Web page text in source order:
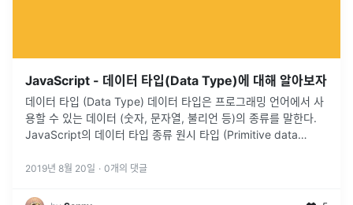
JavaScript - 데이터 타입(Data Type)에 대해 알아보자
데이터 타입 (Data Type) 데이터 타입은 프로그래밍 언어에서 사
용할 수 있는 데이터 (숫자, 문자열, 불리언 등)의 종류를 말한다.
JavaScript의 데이터 타입 종류 원시 타입 (Primitive data
2019년 8월 20일 · 0개의 댓글